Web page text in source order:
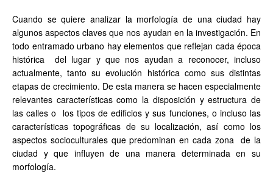
Cuando se quiere analizar la morfología de una ciudad hay
algunos aspectos claves que nos ayudan en la investigación. En
todo entramado urbano hay elementos que reflejan cada época
histórica del lugar y que nos ayudan a reconocer, incluso
actualmente, tanto su evolución histórica como sus distintas
etapas de crecimiento. De esta manera se hacen especialmente
relevantes características como la disposición y estructura de
las calles o los tipos de edificios y sus funciones, o incluso las
características topográficas de su localización, así como los
aspectos socioculturales que predominan en cada zona de la
ciudad y que influyen de una manera determinada en su
morfología.